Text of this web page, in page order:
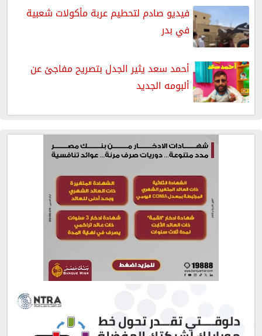
فيديو صادم لتحطيم عربة مأكولات شعبية
في بدر
أحمد سعد يثير الجدل بتصريح مفاجئ عن
ألبومه الجديد